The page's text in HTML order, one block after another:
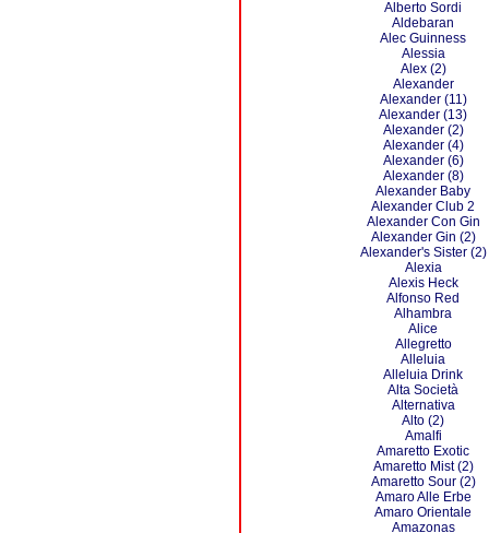
Alberto Sordi
Aldebaran
Alec Guinness
Alessia
Alex (2)
Alexander
Alexander (11)
Alexander (13)
Alexander (2)
Alexander (4)
Alexander (6)
Alexander (8)
Alexander Baby
Alexander Club 2
Alexander Con Gin
Alexander Gin (2)
Alexander's Sister (2)
Alexia
Alexis Heck
Alfonso Red
Alhambra
Alice
Allegretto
Alleluia
Alleluia Drink
Alta Società
Alternativa
Alto (2)
Amalfi
Amaretto Exotic
Amaretto Mist (2)
Amaretto Sour (2)
Amaro Alle Erbe
Amaro Orientale
Amazonas